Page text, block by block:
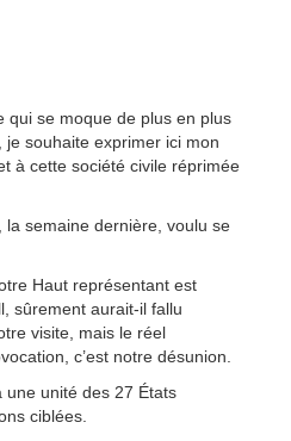
qui se moque de plus en plus
souhaite exprimer ici mon
à cette société civile réprimée
la semaine dernière, voulu se
Haut représentant est
sûrement aurait-il fallu
visite, mais le réel
c’est notre désunion.
une unité des 27 États
ciblées.